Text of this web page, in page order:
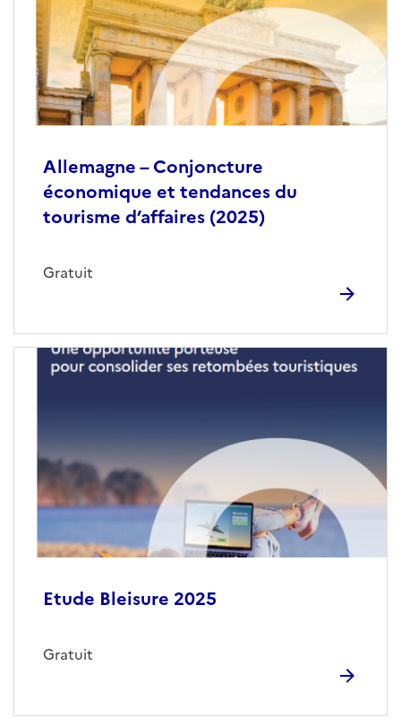
Allemagne – Conjoncture
économique et tendances du
tourisme d’affaires (2025)
Gratuit
Etude Bleisure 2025
Gratuit